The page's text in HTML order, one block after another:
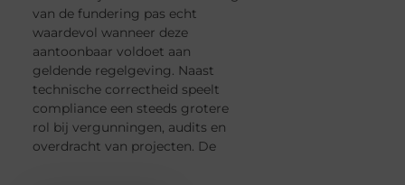
van de fundering pas echt
waardevol wanneer deze
aantoonbaar voldoet aan
geldende regelgeving. Naast
technische correctheid speelt
compliance een steeds grotere
rol bij vergunningen, audits en
overdracht van projecten. De